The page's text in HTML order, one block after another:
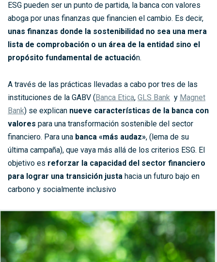
ESG pueden ser un punto de partida, la banca con valores
aboga por unas finanzas que financien el cambio. Es decir,
unas finanzas donde la sostenibilidad no sea una mera
lista de comprobación o un área de la entidad sino el
propósito fundamental de actuación.
A través de las prácticas llevadas a cabo por tres de las
instituciones de la GABV ( Banca Etica, GLS Bank y Magnet
Bank) se explican nueve características de la banca con
valores para una transformación sostenible del sector
financiero. Para una banca «más audaz», (lema de su
última campaña), que vaya más allá de los criterios ESG. El
objetivo es reforzar la capacidad del sector financiero
para lograr una transición justa hacia un futuro bajo en
carbono y socialmente inclusivo